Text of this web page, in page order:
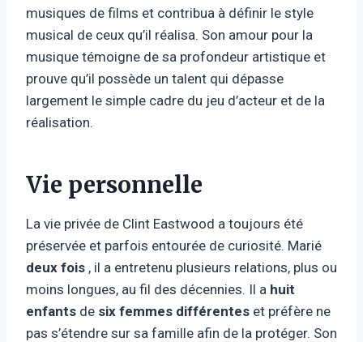
musiques de films et contribua à définir le style
musical de ceux qu’il réalisa. Son amour pour la
musique témoigne de sa profondeur artistique et
prouve qu’il possède un talent qui dépasse
largement le simple cadre du jeu d’acteur et de la
réalisation.
Vie personnelle
La vie privée de Clint Eastwood a toujours été
préservée et parfois entourée de curiosité. Marié
deux fois , il a entretenu plusieurs relations, plus ou
moins longues, au fil des décennies. Il a huit
enfants de six femmes différentes et préfère ne
pas s’étendre sur sa famille afin de la protéger. Son